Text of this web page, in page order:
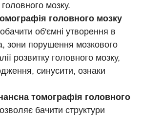
мозку.
головного мозку
об'ємні утворення в
зони порушення мозкового
розвитку головного мозку,
синусити, ознаки
томографія головного
бачити структури